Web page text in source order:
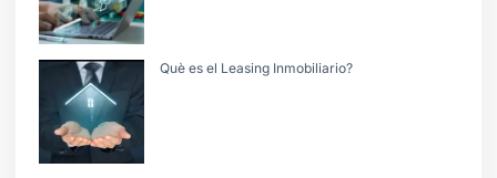
Què es el Leasing Inmobiliario?